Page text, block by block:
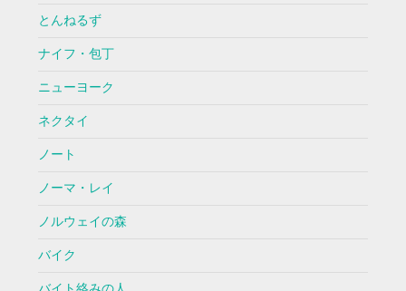
とんねるず
ナイフ・包丁
ニューヨーク
ネクタイ
ノート
ノーマ・レイ
ノルウェイの森
バイク